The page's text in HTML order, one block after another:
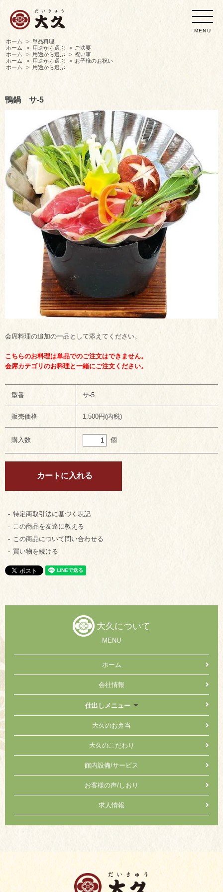
MENU
ホーム > 単品料理
ホーム
> 用途から選ぶ > ご法要
ホーム
> 用途から選ぶ > 祝い事
ホーム
> 用途から選ぶ > お子様のお祝い
ホーム
> 用途から選ぶ
鴨鍋 サ-5
会席料理の追加の一品として添えてください。
こちらのお料理は単品でのご注文はできません。
会席カテゴリのお料理と一緒にご注文ください。
型番 サ-5
販売価格 1,500円(内税)
購入数 個
特定商取引法に基づく表記
この商品を友達に教える
この商品について問い合わせる
買い物を続ける
大久について
MENU
ホーム
会社情報
仕出しメニュー
大久のお弁当
大久のこだわり
館内設備/サービス
お客様の声/しおり
求人情報